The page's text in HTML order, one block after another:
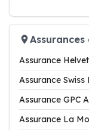
Assurance
Assurance Swiss
Assurance GPC
Assurance La